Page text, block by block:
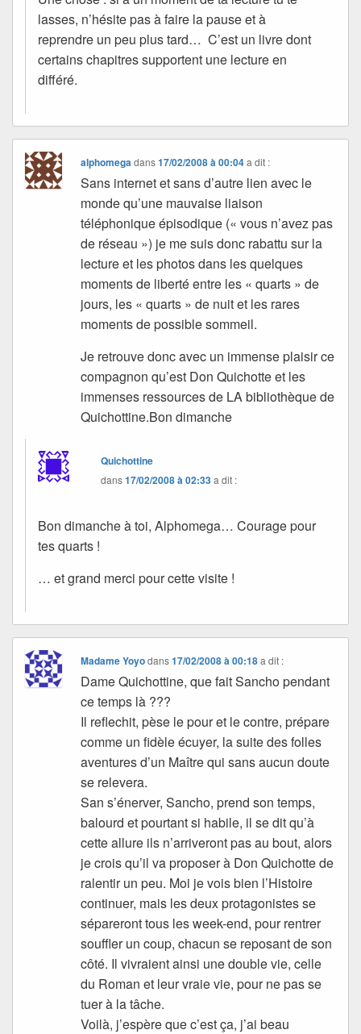
lasses, n’hésite pas à faire la pause et à
reprendre un peu plus tard… C’est un livre dont
certains chapitres supportent une lecture en
différé.
alphomegadans17/02/2008 à 00:04 a dit :
Sans internet et sans d’autre lien avec le
monde qu’une mauvaise liaison
téléphonique épisodique (« vous n’avez pas
de réseau ») je me suis donc rabattu sur la
lecture et les photos dans les quelques
moments de liberté entre les « quarts » de
jours, les « quarts » de nuit et les rares
moments de possible sommeil.
Je retrouve donc avec un immense plaisir ce
compagnon qu’est Don Quichotte et les
immenses ressources de LA bibliothèque de
Quichottine.Bon dimanche
Quichottine
dans17/02/2008 à 02:33a dit :
Bon dimanche à toi, Alphomega… Courage pour
tes quarts !
… et grand merci pour cette visite !
Madame Yoyodans17/02/2008 à 00:18 a dit :
Dame Quichottine, que fait Sancho pendant
ce temps là ???
Il reflechit, pèse le pour et le contre, prépare
comme un fidèle écuyer, la suite des folles
aventures d’un Maître qui sans aucun doute
se relevera.
San s’énerver, Sancho, prend son temps,
balourd et pourtant si habile, il se dit qu’à
cette allure ils n’arriveront pas au bout, alors
je crois qu’il va proposer à Don Quichotte de
ralentir un peu. Moi je vois bien l’Histoire
continuer, mais les deux protagonistes se
sépareront tous les week-end, pour rentrer
souffler un coup, chacun se reposant de son
côté. Il vivraient ainsi une double vie, celle
du Roman et leur vraie vie, pour ne pas se
tuer à la tâche.
Voilà, j’espère que c’est ça, j’ai beau